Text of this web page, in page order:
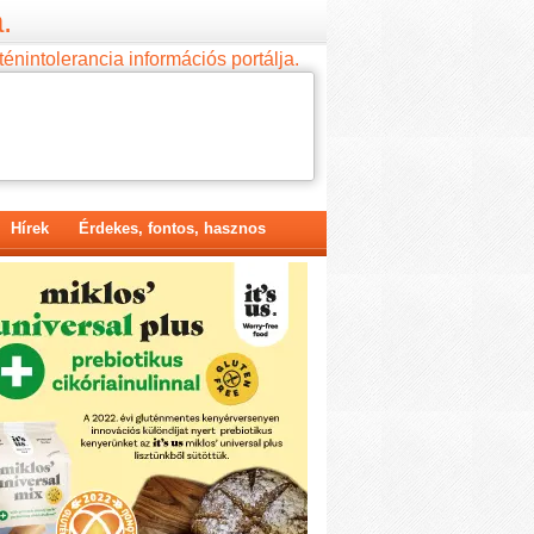
információs portálja.
Hírek Érdekes, fontos, hasznos